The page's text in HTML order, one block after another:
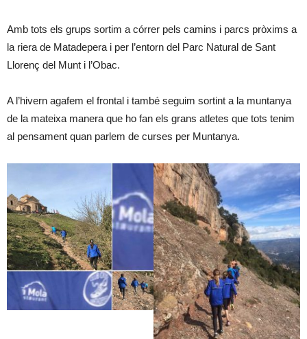
Amb tots els grups sortim a córrer pels camins i parcs pròxims a
la riera de Matadepera i per l’entorn del Parc Natural de Sant
Llorenç del Munt i l’Obac.
A l’hivern agafem el frontal i també seguim sortint a la muntanya
de la mateixa manera que ho fan els grans atletes que tots tenim
al pensament quan parlem de curses per Muntanya.